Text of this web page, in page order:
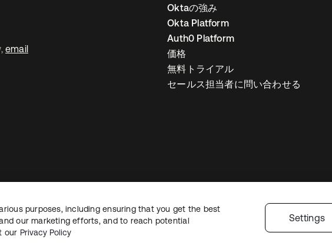
email
Oktaの強み
Okta Platform
Auth0 Platform
価格
無料トライアル
セールス担当者に問い合わせる
法務プライバシーポリシーサイト利用規約セキュリティ Cookieの設定
purposes, including ensuring that you get the best
our marketing efforts, and to reach potential
our Privacy Policy
Settings